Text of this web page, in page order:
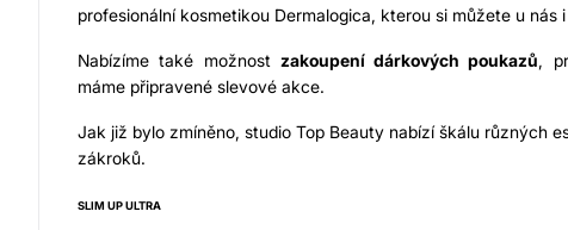
profesionální kosmetikou Dermalogica, kterou si můžete u nás
Nabízíme také možnost zakoupení dárkových poukazů,
máme připravené slevové akce.
Jak již bylo zmíněno, studio Top Beauty nabízí škálu různých
zákroků.
SLIM UP ULTRA